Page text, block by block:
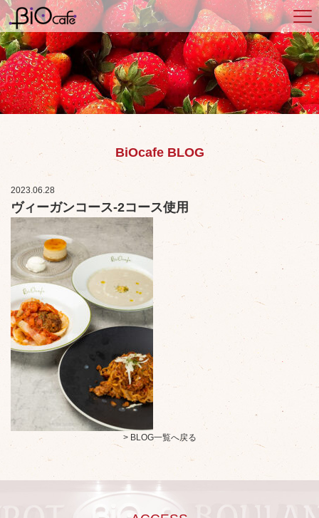
BiOcafe BLOG
2023.06.28
ヴィーガンコース-2コース使用
> BLOG一覧へ戻る